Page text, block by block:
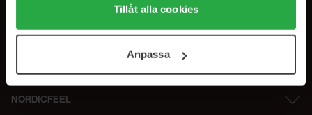
alla cookies, medan du under "Detaljer" kan anpassa
användningen av cookies. Du kan när som helst återkalla
samt vår Integritetspolicy.
Tillåt alla cookies
Anpassa
NORDICFEEL